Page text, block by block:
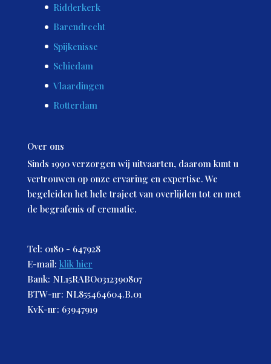
Ridderkerk
Barendrecht
Spijkenisse
Schiedam
Vlaardingen
Rotterdam
Over ons
Sinds 1990 verzorgen wij uitvaarten, daarom kunt u
vertrouwen op onze ervaring en expertise. We
begeleiden het hele traject van overlijden tot en met
de begrafenis of crematie.
Tel: 0180 - 647928
E-mail: klik hier
Bank: NL15RABO0312390807
BTW-nr: NL855464604.B.01
KvK-nr: 63947919